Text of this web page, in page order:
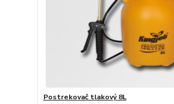
Postrekovač tlakový 8L